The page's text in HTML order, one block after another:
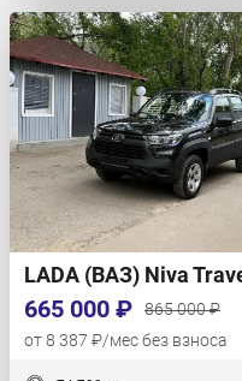
LADA (ВАЗ) Niva
665 000 ₽
865 000 ₽
от 8 387 ₽/мес без взноса